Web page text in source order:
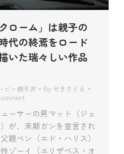
ローム」は親子の
代の終焉をロード
いた瑞々しい作品
ビー親子丼 By せきさとる
ーサーの男マット（ジェ
が、末期ガンを宣言され
親ベン（エド・ハリス）
ゾーイ（エリザベス・オ